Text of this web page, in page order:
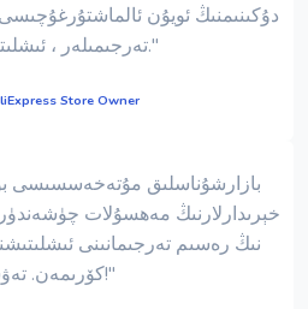
دۇكىنىمنىڭ ئويۇن
تەرجىمىلەر ، ئىشلىتىش ئاسان."
Store Owner
خېرىدارلارنىڭ مەھسۇلات
كۆرىمەن. تەۋسىيە!"